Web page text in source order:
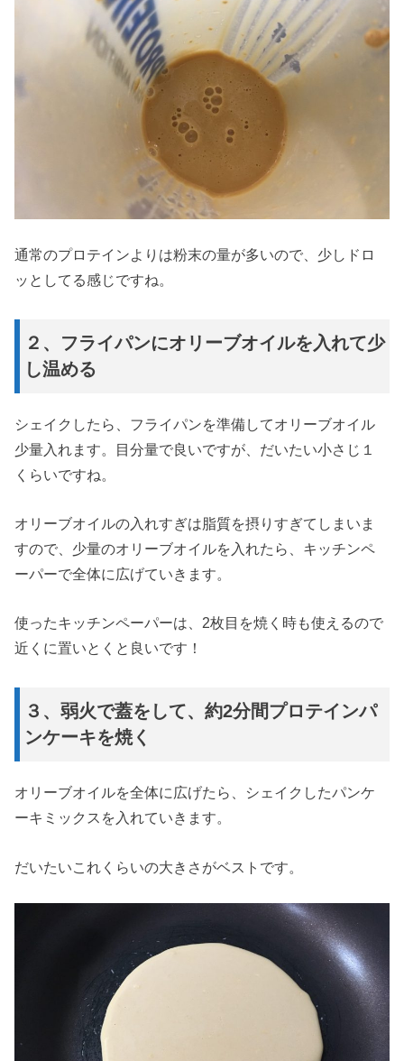
通常のプロテインよりは粉末の量が多いので、少しドロ
ッとしてる感じですね。
２、フライパンにオリーブオイルを入れて少
し温める
シェイクしたら、フライパンを準備してオリーブオイル
少量入れます。目分量で良いですが、だいたい小さじ１
くらいですね。
オリーブオイルの入れすぎは脂質を摂りすぎてしまいま
すので、少量のオリーブオイルを入れたら、キッチンペ
ーパーで全体に広げていきます。
使ったキッチンペーパーは、2枚目を焼く時も使えるので
近くに置いとくと良いです！
３、弱火で蓋をして、約2分間プロテインパ
ンケーキを焼く
オリーブオイルを全体に広げたら、シェイクしたパンケ
ーキミックスを入れていきます。
だいたいこれくらいの大きさがベストです。